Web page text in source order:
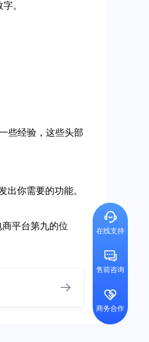
。
些经验，这些头部
出你需要的功能。
平台第九的位
在线支持
售前咨询
商务合作